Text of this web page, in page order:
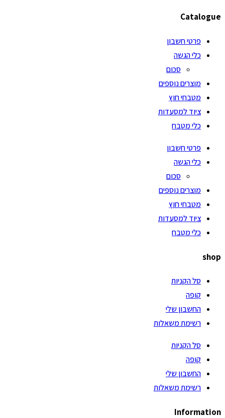
Catalogue
פרטי חשבון
כלי הגשה
סכום
מוצרים נוספים
מטבחי חוץ
ציוד למסעדות
כלי מטבח
פרטי חשבון
כלי הגשה
סכום
מוצרים נוספים
מטבחי חוץ
ציוד למסעדות
כלי מטבח
shop
סל הקניות
קופה
החשבון שלי
רשימת משאלות
סל הקניות
קופה
החשבון שלי
רשימת משאלות
Information